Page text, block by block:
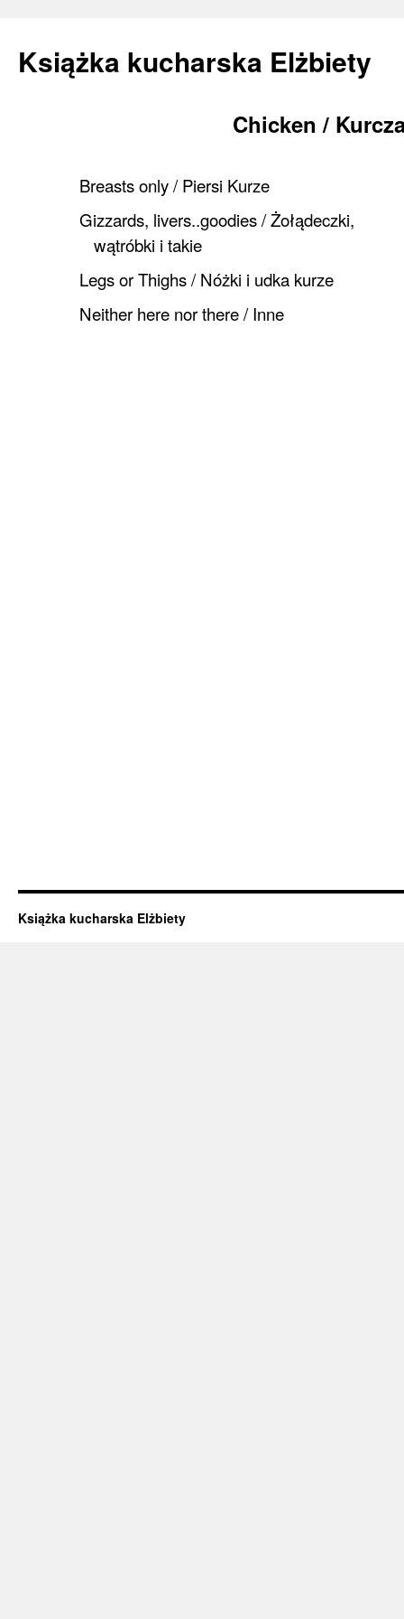
Książka kucharska Elżbiety
Chicken /
Breasts only / Piersi Kurze
Gizzards, livers..goodies / Żołądeczki,
wątróbki i takie
Legs or Thighs / Nóżki i udka kurze
Neither here nor there / Inne
Książka kucharska Elżbiety